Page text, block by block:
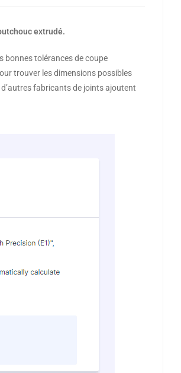
extrudé.
bonnes tolérances de coupe
trouver les dimensions possibles
fabricants de joints ajoutent